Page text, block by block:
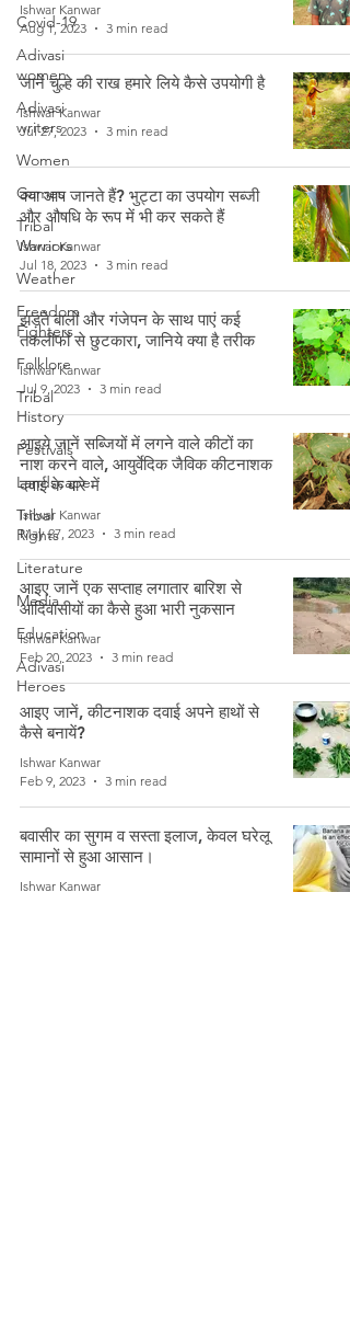
Covid-19
Adivasi
women
Adivasi
writers
Women
Games
Tribal
Warriors
Weather
Freedom
Fighters
Folklore
Tribal
History
Festivals
Landscape
Tribal
Rights
Literature
Media
Education
Adivasi
Heroes
Ishwar Kanwar
Aug 1, 2023
3 min read
जानें चुल्हे की राख हमारे लिये कैसे उपयोगी है
Ishwar Kanwar
Jul 27, 2023
3 min read
क्या आप जानते हैं? भुट्टा का उपयोग सब्जी
और औषधि के रूप में भी कर सकते हैं
Ishwar Kanwar
Jul 18, 2023
3 min read
झड़ते बालों और गंजेपन के साथ पाएं कई
तकलीफों से छुटकारा, जानिये क्या है तरीक
Ishwar Kanwar
Jul 9, 2023
3 min read
आइये जानें सब्जियों में लगने वाले कीटों का
नाश करने वाले, आयुर्वेदिक जैविक कीटनाशक
दवाई के बारे में
Ishwar Kanwar
May 27, 2023
3 min read
आइए जानें एक सप्ताह लगातार बारिश से
आदिवासीयों का कैसे हुआ भारी नुकसान
Ishwar Kanwar
Feb 20, 2023
3 min read
आइए जानें, कीटनाशक दवाई अपने हाथों से
कैसे बनायें?
Ishwar Kanwar
Feb 9, 2023
3 min read
बवासीर का सुगम व सस्ता इलाज, केवल घरेलू
सामानों से हुआ आसान।
Ishwar Kanwar